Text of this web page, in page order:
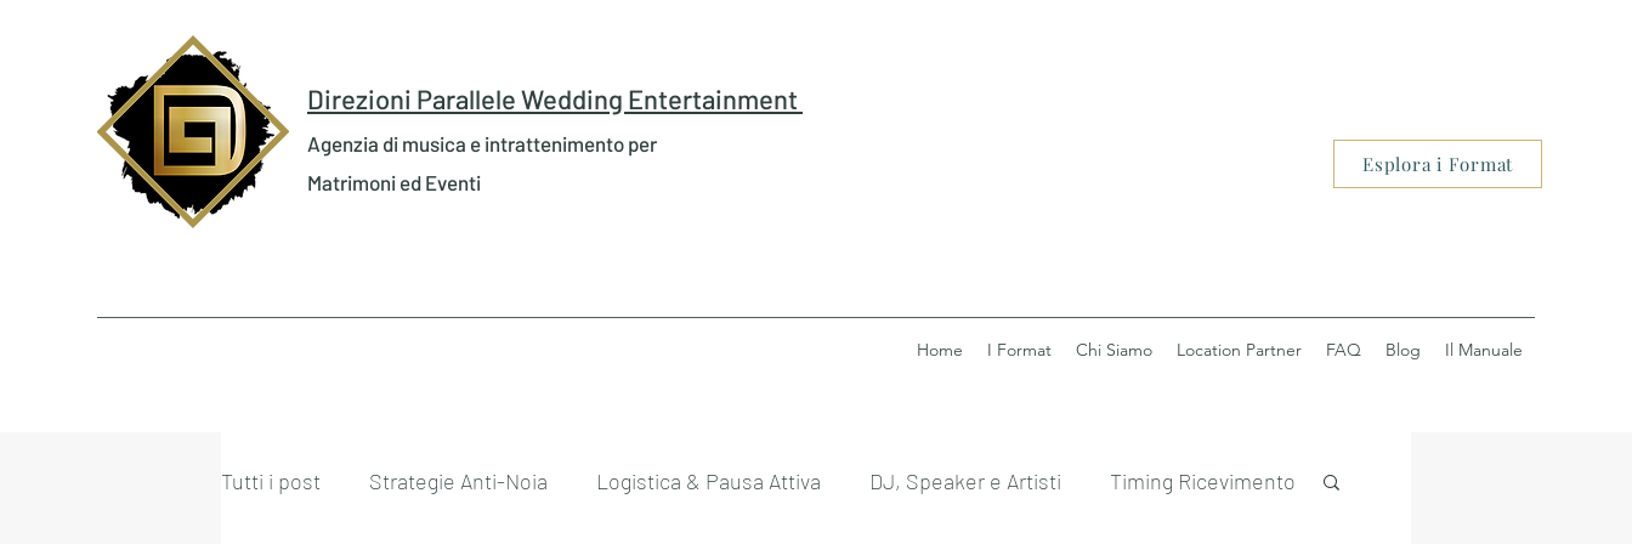
Direzioni Parallele Wedding Entertainment
Agenzia di musica e intrattenimento per
Matrimoni ed Eventi
Esplora i Format
Home I Format Chi Siamo Location Partner FAQ Blog Il Manuale
Tutti i post Strategie Anti-Noia Logistica & Pausa Attiva DJ, Speaker e Artisti Timing Ricevimento